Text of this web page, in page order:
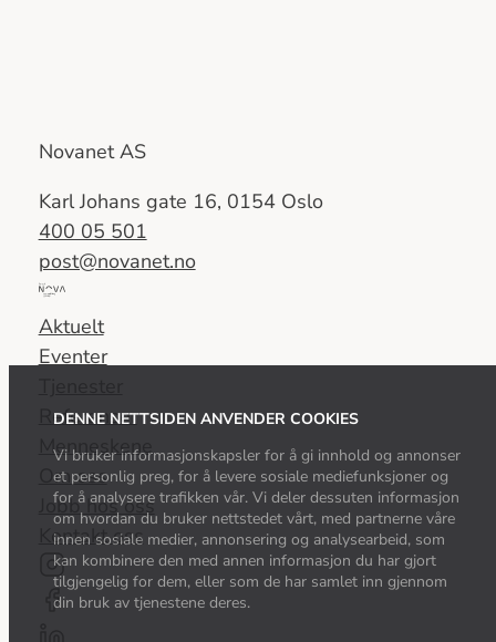
DENNE NETTSIDEN ANVENDER COOKIES
Vi bruker informasjonskapsler for å gi innhold og annonser
et personlig preg, for å levere sosiale mediefunksjoner og
for å analysere trafikken vår. Vi deler dessuten informasjon
om hvordan du bruker nettstedet vårt, med partnerne våre
innen sosiale medier, annonsering og analysearbeid, som
kan kombinere den med annen informasjon du har gjort
tilgjengelig for dem, eller som de har samlet inn gjennom
din bruk av tjenestene deres.
Novanet AS
Karl Johans gate 16, 0154 Oslo
400 05 501
post@novanet.no
Del
av
Nova
Group
Aktuelt
Eventer
Referanser
Menneskene
Om oss
Jobb hos oss
Kontakt oss